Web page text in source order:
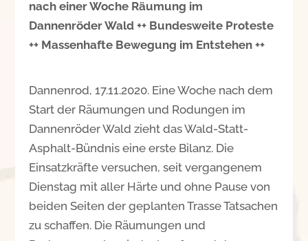
nach einer Woche Räumung im
Dannenröder Wald ++ Bundesweite Proteste
++ Massenhafte Bewegung im Entstehen ++
Dannenrod, 17.11.2020. Eine Woche nach dem
Start der Räumungen und Rodungen im
Dannenröder Wald zieht das Wald-Statt-
Asphalt-Bündnis eine erste Bilanz. Die
Einsatzkräfte versuchen, seit vergangenem
Dienstag mit aller Härte und ohne Pause von
beiden Seiten der geplanten Trasse Tatsachen
zu schaffen. Die Räumungen und